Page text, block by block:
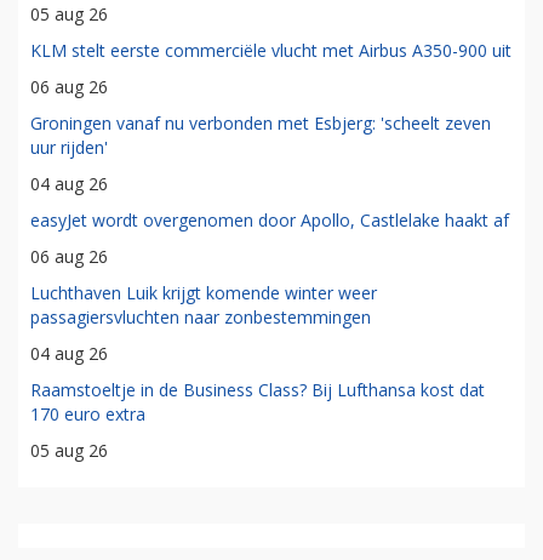
05 aug 26
KLM stelt eerste commerciële vlucht met Airbus A350-900 uit
06 aug 26
Groningen vanaf nu verbonden met Esbjerg: 'scheelt zeven
uur rijden'
04 aug 26
easyJet wordt overgenomen door Apollo, Castlelake haakt af
06 aug 26
Luchthaven Luik krijgt komende winter weer
passagiersvluchten naar zonbestemmingen
04 aug 26
Raamstoeltje in de Business Class? Bij Lufthansa kost dat
170 euro extra
05 aug 26